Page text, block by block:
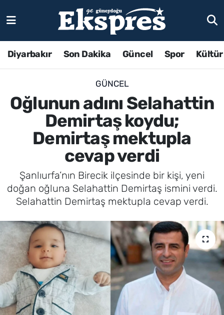
Diyarbakır Son Dakika Güncel Spor
GÜNCEL
Oğlunun adını Selahattin
Demirtaş koydu;
Demirtaş mektupla
cevap verdi
Şanlıurfa’nın Birecik ilçesinde bir kişi, yeni
doğan oğluna Selahattin Demirtaş ismini verdi.
Selahattin Demirtaş mektupla cevap verdi.